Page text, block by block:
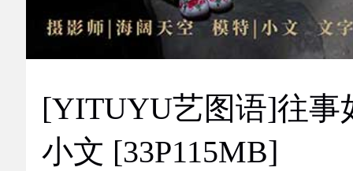
[YITUYU艺图语]往事
小文 [33P115MB]